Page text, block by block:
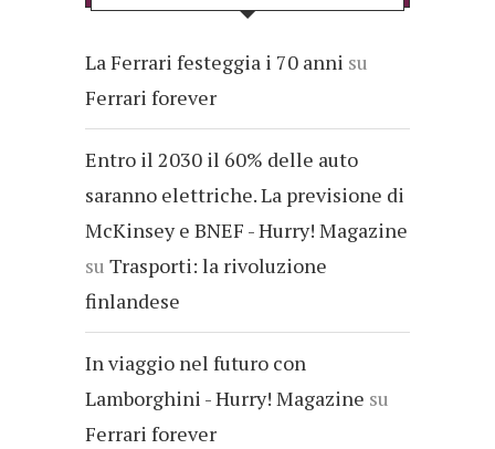
La Ferrari festeggia i 70 anni su
Ferrari forever
Entro il 2030 il 60% delle auto
saranno elettriche. La previsione di
McKinsey e BNEF - Hurry! Magazine
su Trasporti: la rivoluzione
finlandese
In viaggio nel futuro con
Lamborghini - Hurry! Magazine su
Ferrari forever